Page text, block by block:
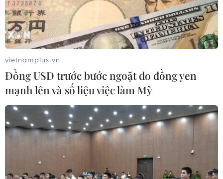
vietnamplus.vn
Đồng USD trước bước ngoặt do đồng yen
mạnh lên và số liệu việc làm Mỹ